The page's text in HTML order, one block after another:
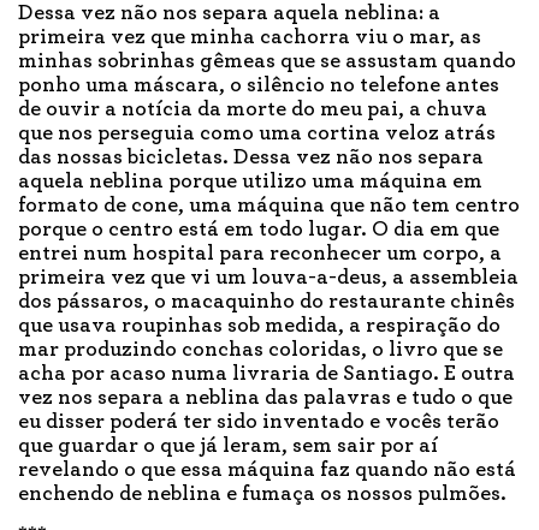
Dessa vez não nos separa aquela neblina: a
primeira vez que minha cachorra viu o mar, as
minhas sobrinhas gêmeas que se assustam quando
ponho uma máscara, o silêncio no telefone antes
de ouvir a notícia da morte do meu pai, a chuva
que nos perseguia como uma cortina veloz atrás
das nossas bicicletas. Dessa vez não nos separa
aquela neblina porque utilizo uma máquina em
formato de cone, uma máquina que não tem centro
porque o centro está em todo lugar. O dia em que
entrei num hospital para reconhecer um corpo, a
primeira vez que vi um louva-a-deus, a assembleia
dos pássaros, o macaquinho do restaurante chinês
que usava roupinhas sob medida, a respiração do
mar produzindo conchas coloridas, o livro que se
acha por acaso numa livraria de Santiago. E outra
vez nos separa a neblina das palavras e tudo o que
eu disser poderá ter sido inventado e vocês terão
que guardar o que já leram, sem sair por aí
revelando o que essa máquina faz quando não está
enchendo de neblina e fumaça os nossos pulmões.